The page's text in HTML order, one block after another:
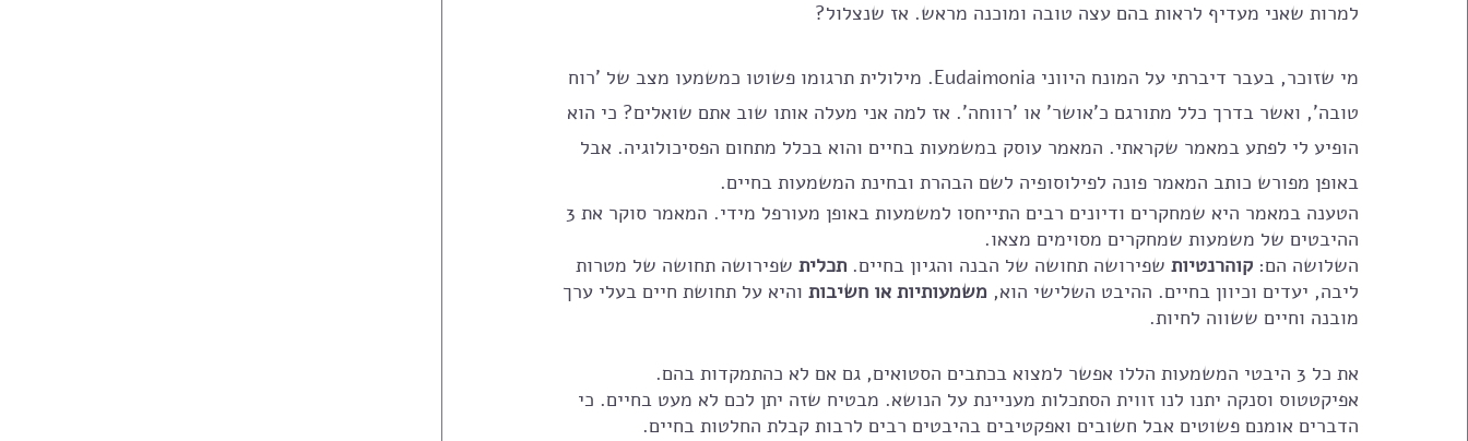
למרות שאני מעדיף לראות בהם עצה טובה ומוכנה מראש. אז שנצלול?
מי שזוכר, בעבר דיברתי על המונח היווני Eudaimonia. מילולית תרגומו פשוטו כמשמעו מצב של 'רוח
טובה', ואשר בדרך כלל מתורגם כ'אושר' או 'רווחה'. אז למה אני מעלה אותו שוב אתם שואלים? כי הוא
הופיע לי לפתע במאמר שקראתי. המאמר עוסק במשמעות בחיים והוא בכלל מתחום הפסיכולוגיה. אבל
באופן מפורש כותב המאמר פונה לפילוסופיה לשם הבהרת ובחינת המשמעות בחיים.
ההיבטים של משמעות שמחקרים מסוימים מצאו.
השלושה הם: קוהרנטיות שפירושה תחושה של הבנה והגיון בחיים. תכלית שפירושה תחושה של מטרות
ליבה, יעדים וכיוון בחיים. ההיבט השלישי הוא, משמעותיות או חשיבות והיא על תחושת חיים בעלי ערך
מובנה וחיים ששווה לחיות.
את כל 3 היבטי המשמעות הללו אפשר למצוא בכתבים הסטואים, גם אם לא כהתמקדות בהם.
אפיקטטוס וסנקה יתנו לנו זווית הסתכלות מעניינת על הנושא. מבטיח שזה יתן לכם לא מעט בחיים. כי
הדברים אומנם פשוטים אבל חשובים ואפקטיבים בהיבטים רבים לרבות קבלת החלטות בחיים.